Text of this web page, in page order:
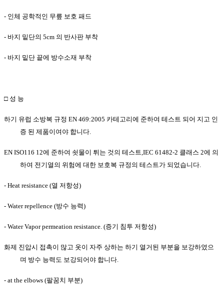
- 인체 공학적인 무릎 보호 패드
- 바지 밑단의 5cm 의 반사판 부착
- 바지 밑단 끝에 방수소재 부착
□ 성 능
하기 유럽 소방복 규정 EN 469:2005 카테고리에 준하여 테스트 되어 지고 인
증 된 제품이여야 합니다.
EN ISO116 12에 준하여 쇳물이 튀는 것의 테스트 ,IEC 61482-2 클래스 2에 의
하여 전기열의 위험에 대한 보호복 규정의 테스트가 되었습니다.
- Heat resistance (열 저항성)
- Water repellence (방수 능력)
- Water Vapor permeation resistance . (증기 침투 저항성)
화제 진압시 접촉이 많고 옷이 자주 상하는 하기 열거된 부분을 보강하였으
며 방수 능력도 보강되어야 합니다.
- at the elbows (팔꿈치 부분)